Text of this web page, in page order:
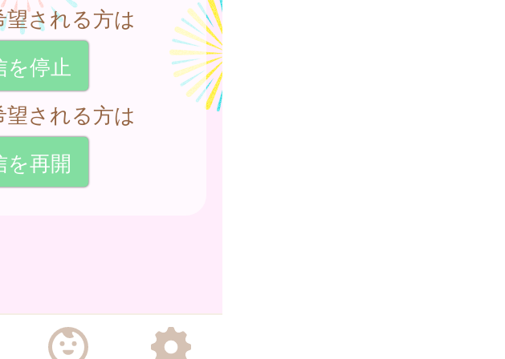
される方は
を停止
される方は
を再開